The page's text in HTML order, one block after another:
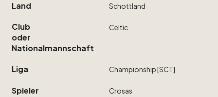
Land Schottland
Club
oder
Nationalmannschaft
Celtic
Liga Championship[SCT]
Spieler Crosas